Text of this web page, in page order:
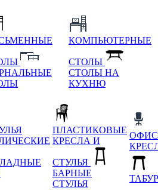
КОМПЬЮТЕРНЫЕ
СТОЛЫ
СТОЛЫ НА
КУХНЮ
ПЛАСТИКОВЫЕ
КРЕСЛА И
СТУЛЬЯ
БАРНЫЕ
СТУЛЬЯ